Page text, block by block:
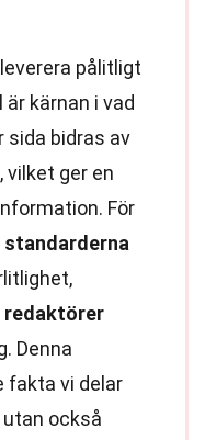
pålitligt
kärnan i vad
sida bidras av
vilket ger en
För
standarderna
redaktörer
Denna
fakta vi delar
också